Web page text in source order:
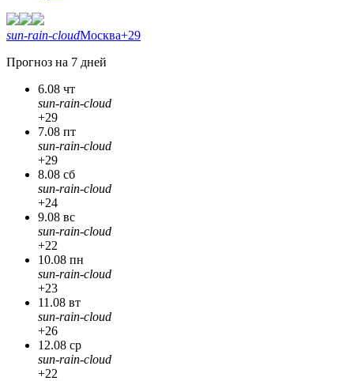
sun-rain-cloudМосква+29
Прогноз на 7 дней
6.08 чт
sun-rain-cloud
+29
7.08 пт
sun-rain-cloud
+29
8.08 сб
sun-rain-cloud
+24
9.08 вс
sun-rain-cloud
+22
10.08 пн
sun-rain-cloud
+23
11.08 вт
sun-rain-cloud
+26
12.08 ср
sun-rain-cloud
+22